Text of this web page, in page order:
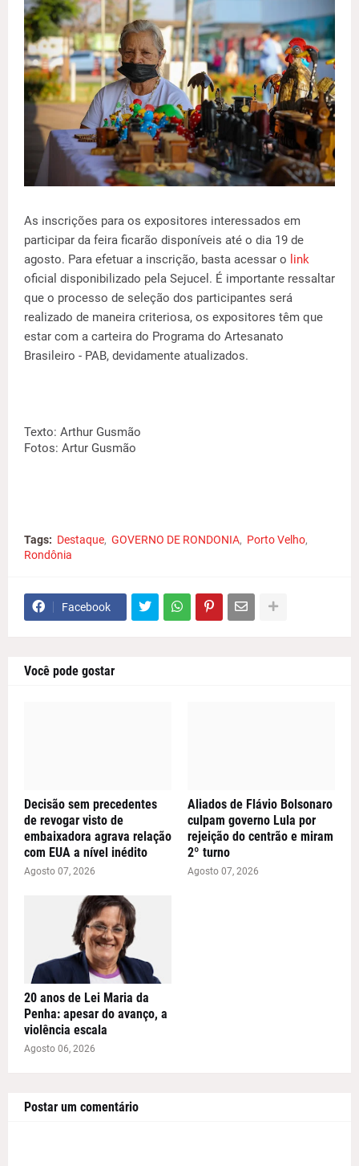
As inscrições para os expositores interessados em
participar da feira ficarão disponíveis até o dia 19 de
agosto. Para efetuar a inscrição, basta acessar o link
oficial disponibilizado pela Sejucel. É importante ressaltar
que o processo de seleção dos participantes será
realizado de maneira criteriosa, os expositores têm que
estar com a carteira do Programa do Artesanato
Brasileiro - PAB, devidamente atualizados.
Texto: Arthur Gusmão
Fotos: Artur Gusmão
Tags: Destaque GOVERNO DE RONDONIA
Porto Velho
Rondônia
Facebook
Você pode gostar
Decisão sem precedentes
de revogar visto de
embaixadora agrava relação
com EUA a nível inédito
Agosto 07, 2026
Aliados de Flávio Bolsonaro
culpam governo Lula por
rejeição do centrão e miram
2º turno
Agosto 07, 2026
20 anos de Lei Maria da
Penha: apesar do avanço, a
violência escala
Agosto 06, 2026
Postar um comentário